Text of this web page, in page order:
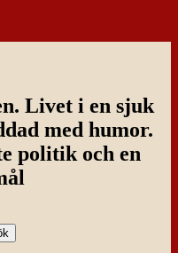
Livet i en sjuk
med humor.
politik och en